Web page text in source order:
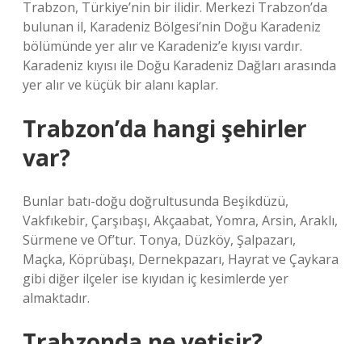
Trabzon, Türkiye’nin bir ilidir. Merkezi Trabzon’da
bulunan il, Karadeniz Bölgesi’nin Doğu Karadeniz
bölümünde yer alır ve Karadeniz’e kıyısı vardır.
Karadeniz kıyısı ile Doğu Karadeniz Dağları arasında
yer alır ve küçük bir alanı kaplar.
Trabzon’da hangi şehirler
var?
Bunlar batı-doğu doğrultusunda Beşikdüzü,
Vakfıkebir, Çarşıbaşı, Akçaabat, Yomra, Arsin, Araklı,
Sürmene ve Of’tur. Tonya, Düzköy, Şalpazarı,
Maçka, Köprübaşı, Dernekpazarı, Hayrat ve Çaykara
gibi diğer ilçeler ise kıyıdan iç kesimlerde yer
almaktadır.